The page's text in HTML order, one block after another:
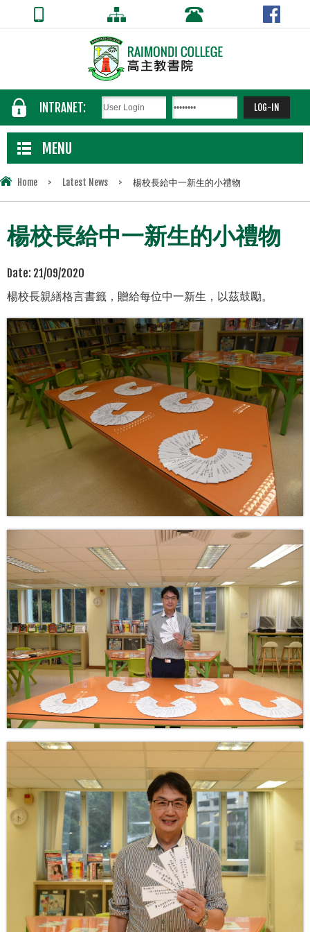
INTRANET:
MENU
Home > Latest News > 楊校長給中一新生的小禮物
楊校長給中一新生的小禮物
Date: 21/09/2020
楊校長親繕格言書籤，贈給每位中一新生，以茲鼓勵。